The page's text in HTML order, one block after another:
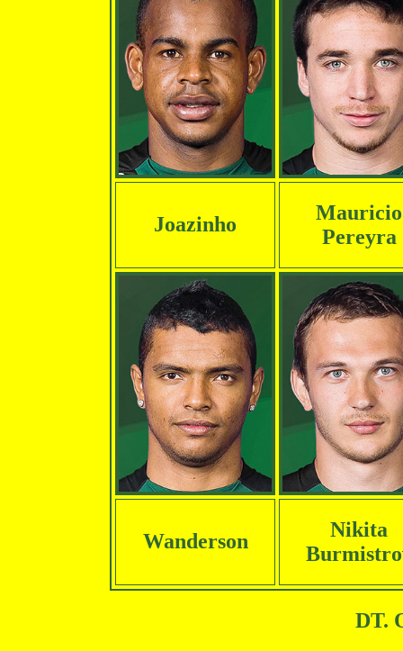
Joazinho
Mauricio
Pereyra
Wanderson
Nikita
DT.